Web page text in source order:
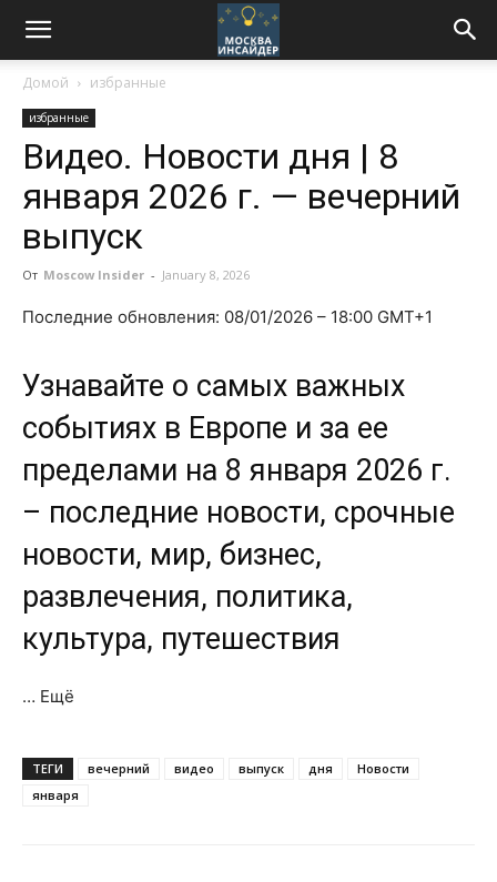
Домой избранные
избранные
Видео. Новости дня | 8
января 2026 г. — вечерний
выпуск
От Moscow Insider - January 8, 2026
Последние обновления: 08/01/2026 – 18:00 GMT+1
Узнавайте о самых важных
событиях в Европе и за ее
пределами на 8 января 2026 г.
– последние новости, срочные
новости, мир, бизнес,
развлечения, политика,
культура, путешествия
… Ещё
ТЕГИ вечерний видео выпуск дня
Новости
января